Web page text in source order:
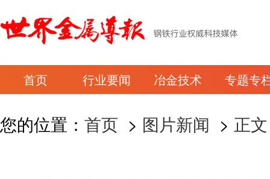
首页 行业要闻 冶金技术 专题专
您的位置： 首页 > 图片新闻 > 正文